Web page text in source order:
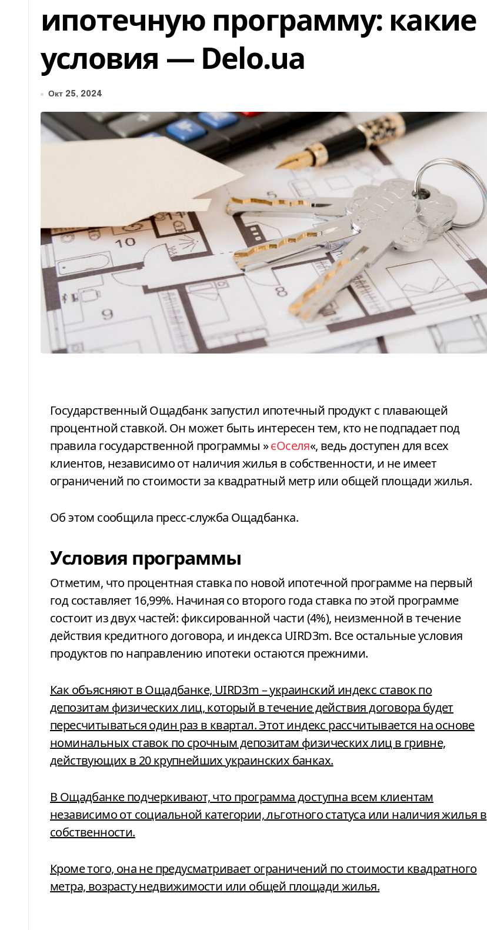
ипотечную программу: какие
условия — Delo.ua
Окт 25, 2024
Государственный Ощадбанк запустил ипотечный продукт с плавающей
процентной ставкой. Он может быть интересен тем, кто не подпадает под
правила государственной программы »єОселя«, ведь доступен для всех
клиентов, независимо от наличия жилья в собственности, и не имеет
ограничений по стоимости за квадратный метр или общей площади жилья.
Об этом сообщила пресс-служба Ощадбанка.
Условия программы
Отметим, что процентная ставка по новой ипотечной программе на первый
год составляет 16,99%. Начиная со второго года ставка по этой программе
состоит из двух частей: фиксированной части (4%), неизменной в течение
действия кредитного договора, и индекса UIRD3m. Все остальные условия
продуктов по направлению ипотеки остаются прежними.
Как объясняют в Ощадбанке, UIRD3m – украинский индекс ставок по
депозитам физических лиц, который в течение действия договора будет
пересчитываться один раз в квартал. Этот индекс рассчитывается на основе
номинальных ставок по срочным депозитам физических лиц в гривне,
действующих в 20 крупнейших украинских банках.
В Ощадбанке подчеркивают, что программа доступна всем клиентам
независимо от социальной категории, льготного статуса или наличия жилья в
собственности.
Кроме того, она не предусматривает ограничений по стоимости квадратного
метра, возрасту недвижимости или общей площади жилья.